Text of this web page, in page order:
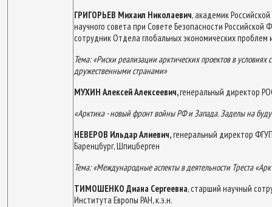
ГРИГОРЬЕВ Михаил Николаевич, академик
научного совета при Совете Безопасности
сотрудник Отдела глобальных экономических
Тема: «Риски реализации арктических проектов в
дружественными странами»
МУХИН Алексей Алексеевич,генеральный директор
«Арктика - новый фронт войны РФ и Запада. Заделы на
НЕВЕРОВ Ильдар Алиевич,генеральный директор
Баренцбург, Шпицберген
Тема: «Международные аспекты в деятельности Треста
ТИМОШЕНКО Диана Сергеевна, старший научный
Института Европы РАН, к.э.н.